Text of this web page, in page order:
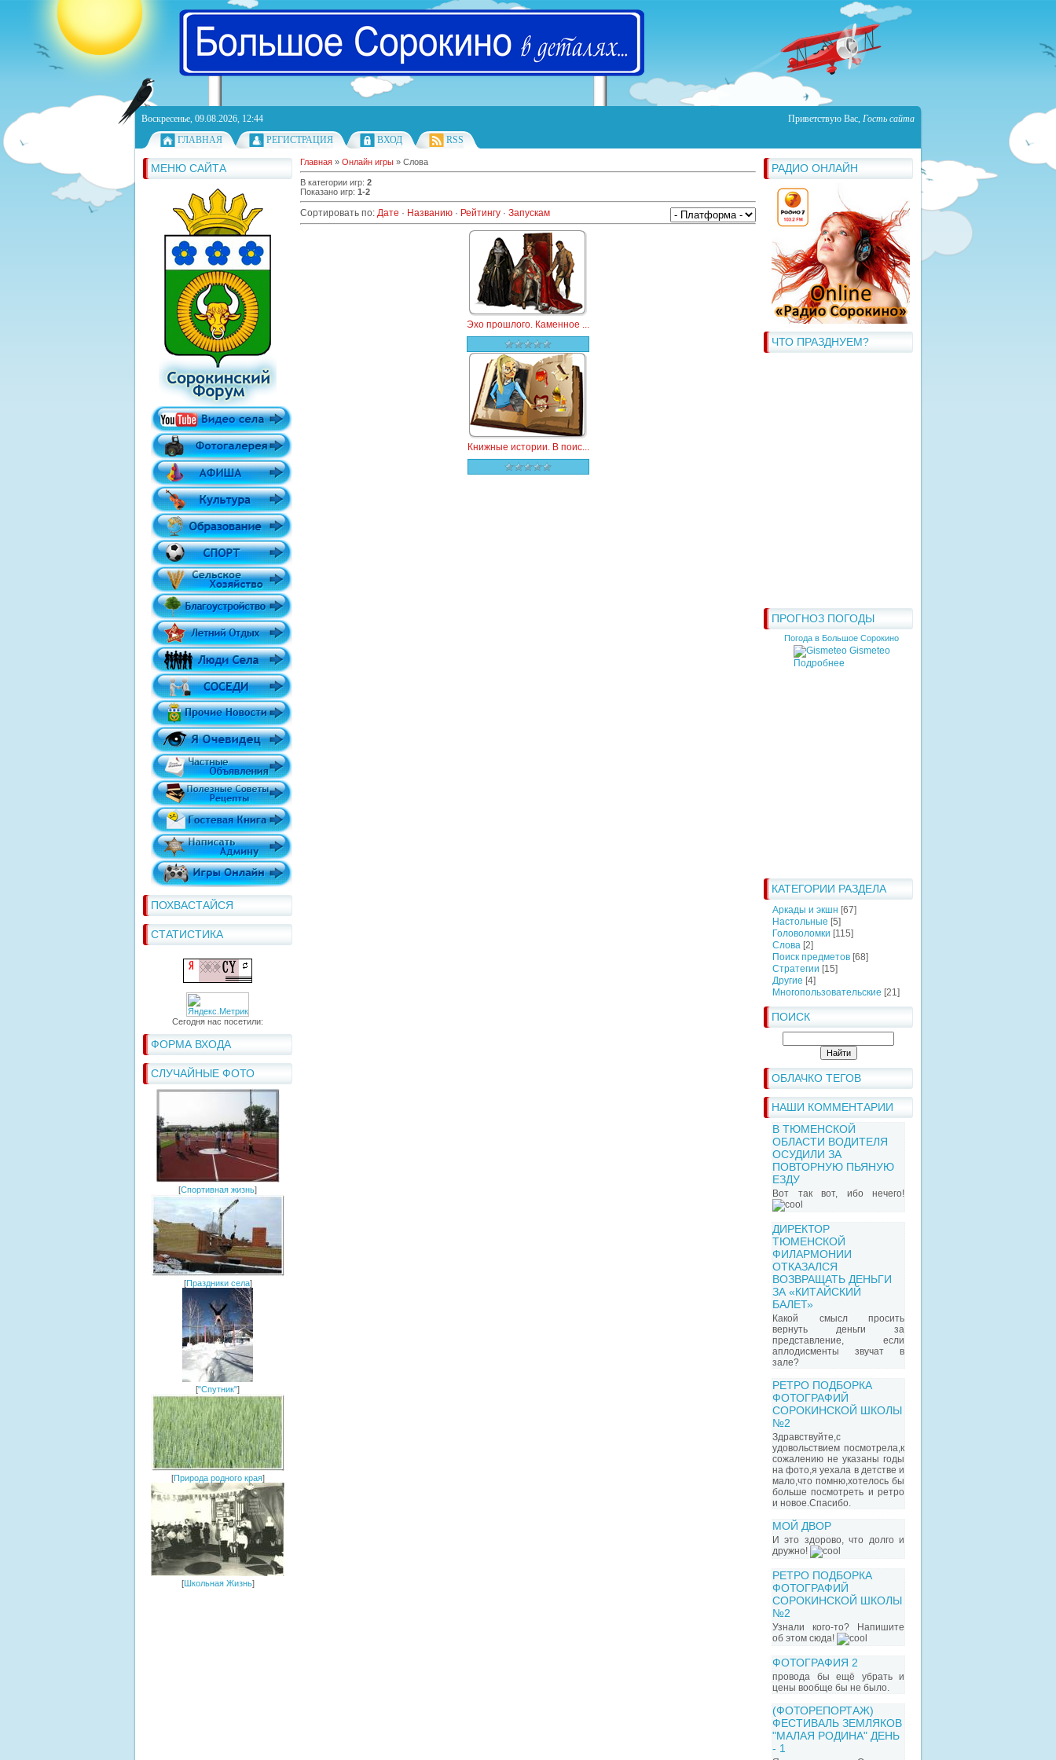
Воскресенье, 09.08.2026, 12:44 Приветствую Вас, Гость сайта
ГЛАВНАЯ
РЕГИСТРАЦИЯ ВХОД RSS
МЕНЮ САЙТА
ПОХВАСТАЙСЯ
СТАТИСТИКА
Сегодня нас посетили:
ФОРМА ВХОДА
СЛУЧАЙНЫЕ ФОТО
[Спортивная жизнь]
[Праздники села]
["Спутник"]
[Природа родного края]
[Школьная Жизнь]
РАДИО ОНЛАЙН
ЧТО ПРАЗДНУЕМ?
ПРОГНОЗ ПОГОДЫ
Погода в Большое Сорокино
Gismeteo
Подробнее
КАТЕГОРИИ РАЗДЕЛА
Аркады и экшн [67]
Настольные [5]
Головоломки [115]
Слова [2]
Поиск предметов [68]
Стратегии [15]
Другие [4]
Многопользовательские [21]
ПОИСК
ОБЛАЧКО ТЕГОВ
НАШИ КОММЕНТАРИИ
В ТЮМЕНСКОЙ
ОБЛАСТИ ВОДИТЕЛЯ
ОСУДИЛИ ЗА
ПОВТОРНУЮ ПЬЯНУЮ
ЕЗДУ
Вот так вот, ибо нечего!
ДИРЕКТОР
ТЮМЕНСКОЙ
ФИЛАРМОНИИ
ОТКАЗАЛСЯ
ВОЗВРАЩАТЬ ДЕНЬГИ
ЗА «КИТАЙСКИЙ
БАЛЕТ»
Какой смысл просить
вернуть деньги за
представление, если
аплодисменты звучат в
зале?
РЕТРО ПОДБОРКА
ФОТОГРАФИЙ
СОРОКИНСКОЙ ШКОЛЫ
№2
Здравствуйте,с
удовольствием посмотрела,к
сожалению не указаны годы
на фото,я уехала в детстве и
мало,что помню,хотелось бы
больше посмотреть и ретро
и новое.Спасибо.
МОЙ ДВОР
И это здорово, что долго и
дружно!
РЕТРО ПОДБОРКА
ФОТОГРАФИЙ
СОРОКИНСКОЙ ШКОЛЫ
№2
Узнали кого-то? Напишите
об этом сюда!
ФОТОГРАФИЯ 2
провода бы ещё убрать и
цены вообще бы не было.
(ФОТОРЕПОРТАЖ)
ФЕСТИВАЛЬ ЗЕМЛЯКОВ
"МАЛАЯ РОДИНА" ДЕНЬ
- 1
Главная » Онлайн игры » Слова
В категории игр: 2
Показано игр: 1-2
Сортировать по: Дате · Названию · Рейтингу · Запускам
Эхо прошлого. Каменное ...
Книжные истории. В поис...